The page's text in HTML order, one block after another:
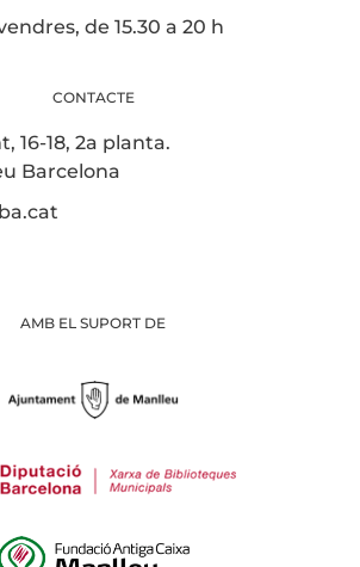
de 15.30 a 20 h
CONTACTE
16-18, 2a planta.
Barcelona
AMB EL SUPORT DE